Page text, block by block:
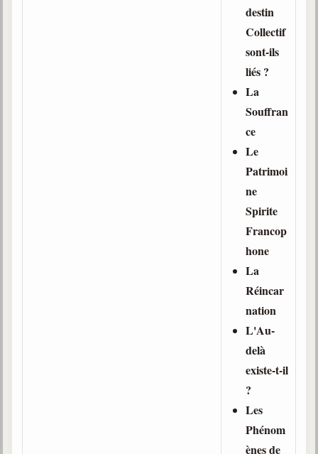
destin
Collectif
sont-ils
liés ?
La
Souffran
ce
Le
Patrimoi
ne
Spirite
Francop
hone
La
Réincar
nation
L'Au-
delà
existe-t-il
?
Les
Phénom
ènes de